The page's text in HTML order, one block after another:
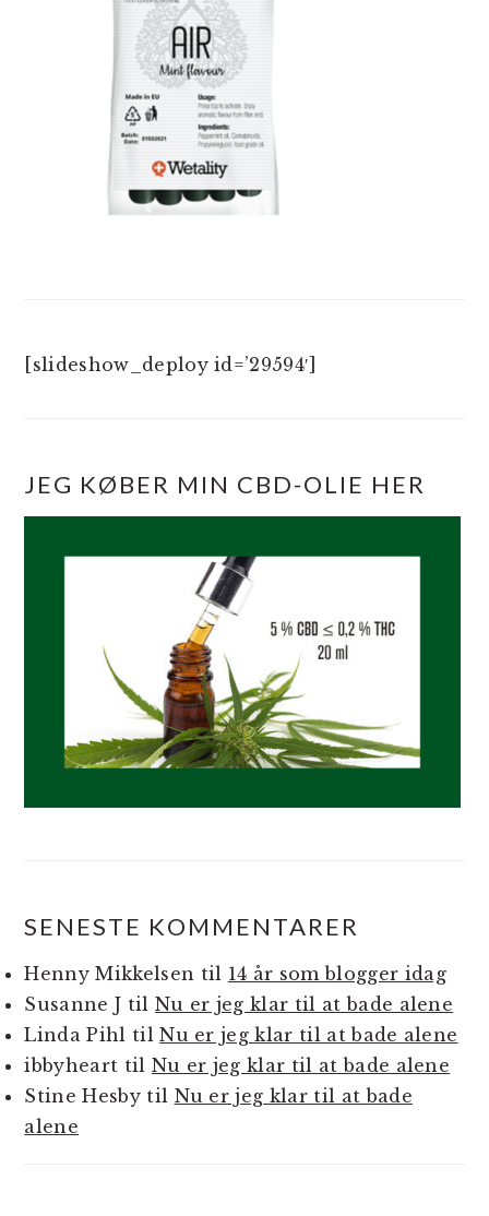
[slideshow_deploy id=’29594′]
JEG KØBER MIN CBD-OLIE HER
SENESTE KOMMENTARER
Henny Mikkelsen til 14 år som blogger idag
Susanne J til Nu er jeg klar til at bade alene
Linda Pihl tilNu er jeg klar til at bade alene
ibbyheart til Nu er jeg klar til at bade alene
Stine Hesbytil Nu er jeg klar til at bade
alene